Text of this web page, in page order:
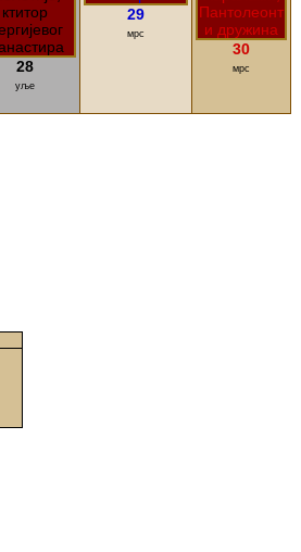
28
уље
29
мрс
30
мрс